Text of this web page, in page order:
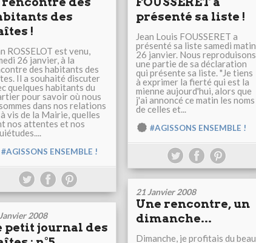
des
!
ROSSELOT est venu,
26 janvier, à la
des habitants des
Il a souhaité discuter
quelques habitants du
pour savoir où nous
dans nos relations
vis de la Mairie, quelles
nos attentes et nos
#AGISSONS ENSEMBLE !
présenté sa liste !
Jean Louis FOUSSERET a
présenté sa liste samedi matin
26 janvier. Nous reproduisons
une partie de sa déclaration
qui présente sa liste. "Je tiens
à exprimer la fierté qui est la
mienne aujourd'hui, alors que
j'ai annoncé ce matin les noms
de celles et...
#AGISSONS ENSEMBLE !
21 Janvier 2008
Une rencontre, un
dimanche...
Dimanche, je profitais du beau
2008
petit journal des